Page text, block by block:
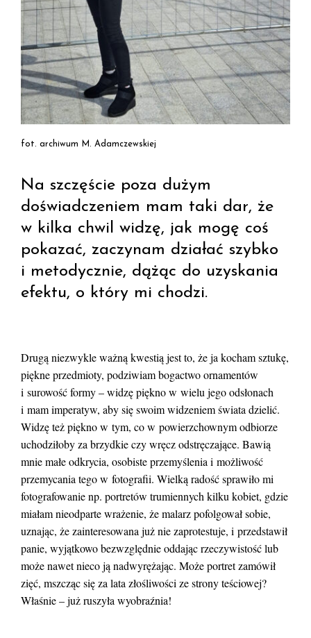
fot. archiwum M. Adamczewskiej
Na szczęście poza dużym
doświadczeniem mam taki dar, że
w kilka chwil widzę, jak mogę coś
pokazać, zaczynam działać szybko
i metodycznie, dążąc do uzyskania
efektu, o który mi chodzi.
Drugą niezwykle ważną kwestią jest to, że ja kocham sztukę,
piękne przedmioty, podziwiam bogactwo ornamentów
i surowość formy – widzę piękno w wielu jego odsłonach
i mam imperatyw, aby się swoim widzeniem świata dzielić.
Widzę też piękno w tym, co w powierzchownym odbiorze
uchodziłoby za brzydkie czy wręcz odstręczające. Bawią
mnie małe odkrycia, osobiste przemyślenia i możliwość
przemycania tego w fotografii. Wielką radość sprawiło mi
fotografowanie np. portretów trumiennych kilku kobiet, gdzie
miałam nieodparte wrażenie, że malarz pofolgował sobie,
uznając, że zainteresowana już nie zaprotestuje, i przedstawił
panie, wyjątkowo bezwzględnie oddając rzeczywistość lub
może nawet nieco ją nadwyrężając. Może portret zamówił
zięć, mszcząc się za lata złośliwości ze strony teściowej?
Właśnie – już ruszyła wyobraźnia!